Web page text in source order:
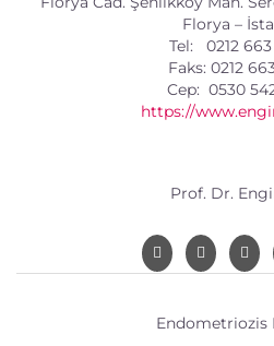
Florya –
Tel: 0212
Faks: 0212
Cep: 0530
https://
Prof. Dr.
Endometriozis